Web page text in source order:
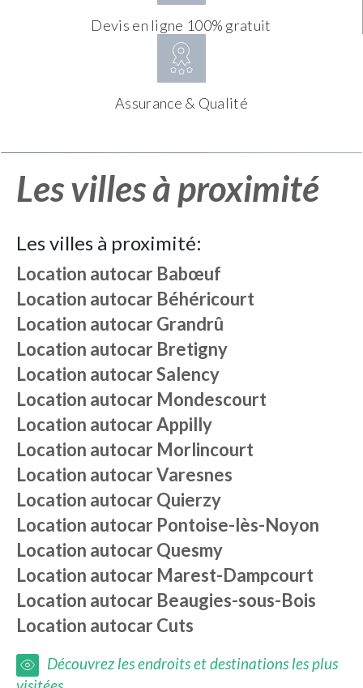
Devis en ligne 100% gratuit
Assurance & Qualité
Les villes à proximité
Les villes à proximité:
Location autocar Babœuf
Location autocar Béhéricourt
Location autocarGrandrû
Location autocar Bretigny
Location autocarSalency
Location autocar Mondescourt
Location autocarAppilly
Location autocar Morlincourt
Location autocarVaresnes
Location autocarQuierzy
Location autocar Pontoise-lès-Noyon
Location autocarQuesmy
Location autocar Marest-Dampcourt
Location autocar Beaugies-sous-Bois
Location autocarCuts
Découvrez les endroits et destinations les plus